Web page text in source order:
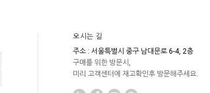
오시는 길
주소 : 서울특별시 중구 남대문로 6-4, 2층
구매를 위한 방문시,
미리 고객센터에 재고확인후 방문해주세요.